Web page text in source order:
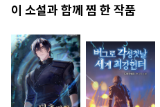
이 소설과 함께 찜 한 작품